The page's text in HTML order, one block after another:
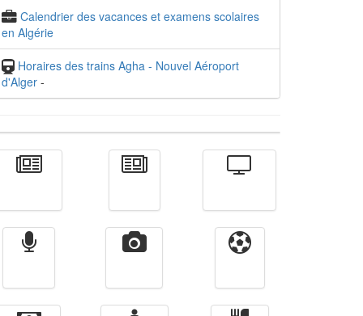
Calendrier des vacances et examens scolaires
en Algérie
Horaires des trains Agha - Nouvel Aéroport
d'Alger -